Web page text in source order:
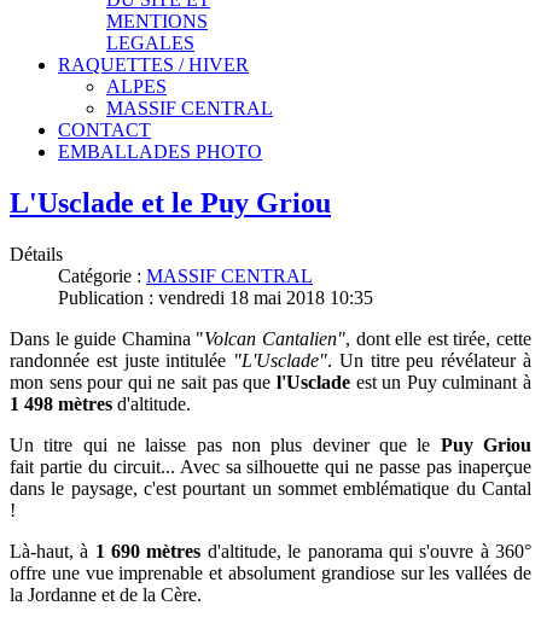
MENTIONS
LEGALES
RAQUETTES / HIVER
ALPES
MASSIF CENTRAL
CONTACT
EMBALLADES PHOTO
L'Usclade et le Puy Griou
Détails
Catégorie : MASSIF CENTRAL
Publication : vendredi 18 mai 2018 10:35
Dans le guide Chamina "Volcan Cantalien", dont elle est tirée, cette
randonnée est juste intitulée "L'Usclade". Un titre peu révélateur à
mon sens pour qui ne sait pas que l'Uscladeest un Puy culminant à
1 498 mètres d'altitude.
Un titre qui ne laisse pas non plus deviner quele Puy Griou
fait partie du circuit... Avec sa silhouette qui ne passe pas inaperçue
dans le paysage, c'est pourtant un sommetemblématique du Cantal
!
Là-haut, à 1 690 mètres d'altitude, le panorama qui s'ouvre à 360°
offre une vue imprenable et absolument grandiose sur les vallées de
la Jordanne et de la Cère.